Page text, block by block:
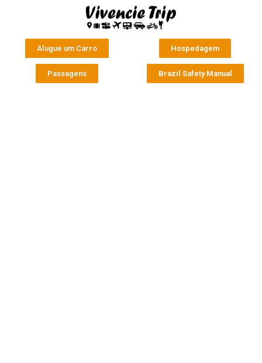
Alugue um Carro Hospedagem
Passagens Brazil Safety Manual